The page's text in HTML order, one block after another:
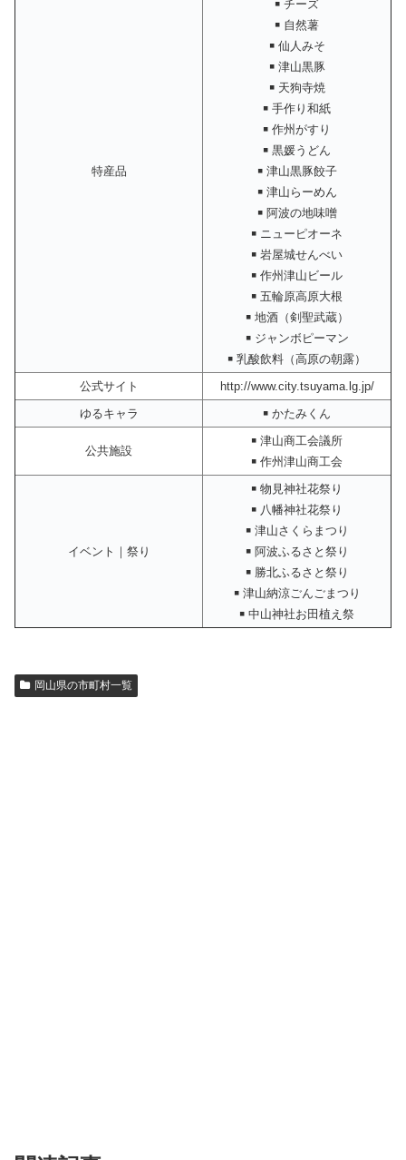
特産品
￭ チーズ
￭ 自然薯
￭ 仙人みそ
￭ 津山黒豚
￭ 天狗寺焼
￭ 手作り和紙
￭ 作州がすり
￭ 黒媛うどん
￭ 津山黒豚餃子
￭ 津山らーめん
￭ 阿波の地味噌
￭ ニューピオーネ
￭ 岩屋城せんべい
￭ 作州津山ビール
￭ 五輪原高原大根
￭ 地酒（剣聖武蔵）
￭ ジャンボピーマン
￭ 乳酸飲料（高原の朝露）
公式サイト
http://www.city.tsuyama.lg.jp/
ゆるキャラ
￭ かたみくん
公共施設
￭ 津山商工会議所
￭ 作州津山商工会
イベント｜祭り
￭ 物見神社花祭り
￭ 八幡神社花祭り
￭ 津山さくらまつり
￭ 阿波ふるさと祭り
￭ 勝北ふるさと祭り
￭ 津山納涼ごんごまつり
￭ 中山神社お田植え祭
岡山県の市町村一覧